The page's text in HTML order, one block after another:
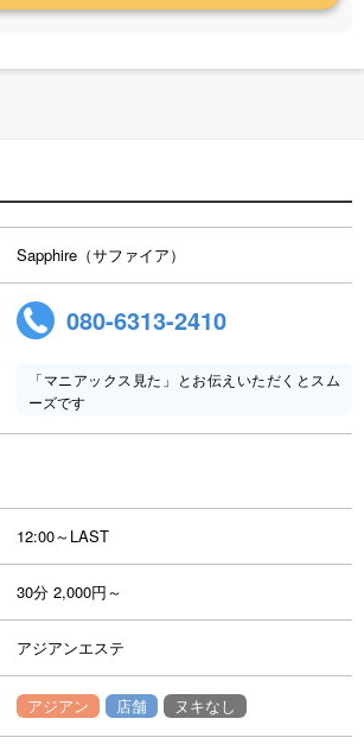
Sapphire（サファイア）
080-6313-2410
「マニアックス見た」とお伝えいただくとスム
ーズです
12:00～LAST
30分 2,000円～
アジアンエステ
アジアン 店舗 ヌキなし